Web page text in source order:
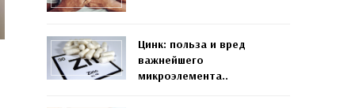
Цинк: польза и вред
важнейшего
микроэлемента..